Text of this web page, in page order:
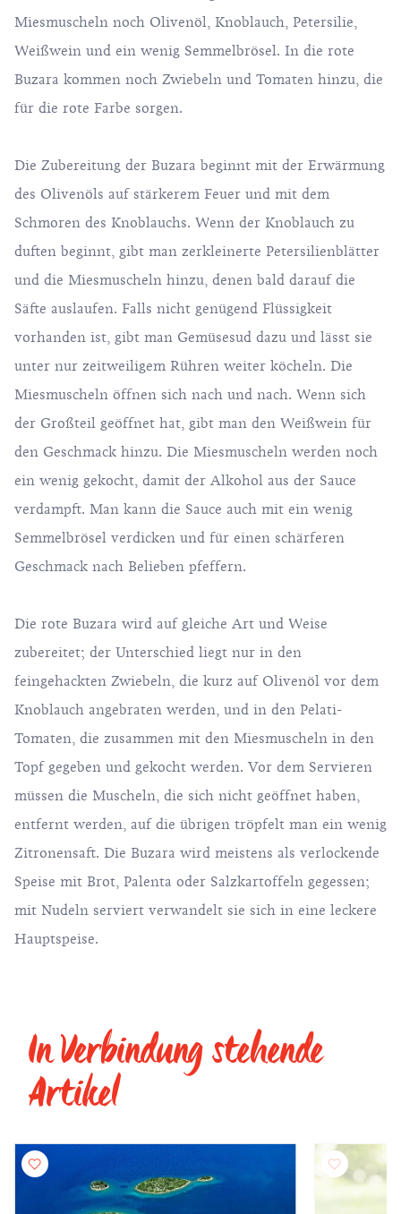
Miesmuscheln noch Olivenöl, Knoblauch, Petersilie,
Weißwein und ein wenig Semmelbrösel. In die rote
Buzara kommen noch Zwiebeln und Tomaten hinzu, die
für die rote Farbe sorgen.
Die Zubereitung der Buzara beginnt mit der Erwärmung
des Olivenöls auf stärkerem Feuer und mit dem
Schmoren des Knoblauchs. Wenn der Knoblauch zu
duften beginnt, gibt man zerkleinerte Petersilienblätter
und die Miesmuscheln hinzu, denen bald darauf die
Säfte auslaufen. Falls nicht genügend Flüssigkeit
vorhanden ist, gibt man Gemüsesud dazu und lässt sie
unter nur zeitweiligem Rühren weiter köcheln. Die
Miesmuscheln öffnen sich nach und nach. Wenn sich
der Großteil geöffnet hat, gibt man den Weißwein für
den Geschmack hinzu. Die Miesmuscheln werden noch
ein wenig gekocht, damit der Alkohol aus der Sauce
verdampft. Man kann die Sauce auch mit ein wenig
Semmelbrösel verdicken und für einen schärferen
Geschmack nach Belieben pfeffern.
Die rote Buzara wird auf gleiche Art und Weise
zubereitet; der Unterschied liegt nur in den
feingehackten Zwiebeln, die kurz auf Olivenöl vor dem
Knoblauch angebraten werden, und in den Pelati-
Tomaten, die zusammen mit den Miesmuscheln in den
Topf gegeben und gekocht werden. Vor dem Servieren
müssen die Muscheln, die sich nicht geöffnet haben,
entfernt werden, auf die übrigen tröpfelt man ein wenig
Zitronensaft. Die Buzara wird meistens als verlockende
Speise mit Brot, Palenta oder Salzkartoffeln gegessen;
mit Nudeln serviert verwandelt sie sich in eine leckere
Hauptspeise.
In Verbindung stehende
Artikel